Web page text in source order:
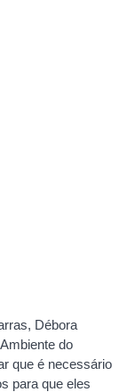
Débora
do
que é necessário
para que eles